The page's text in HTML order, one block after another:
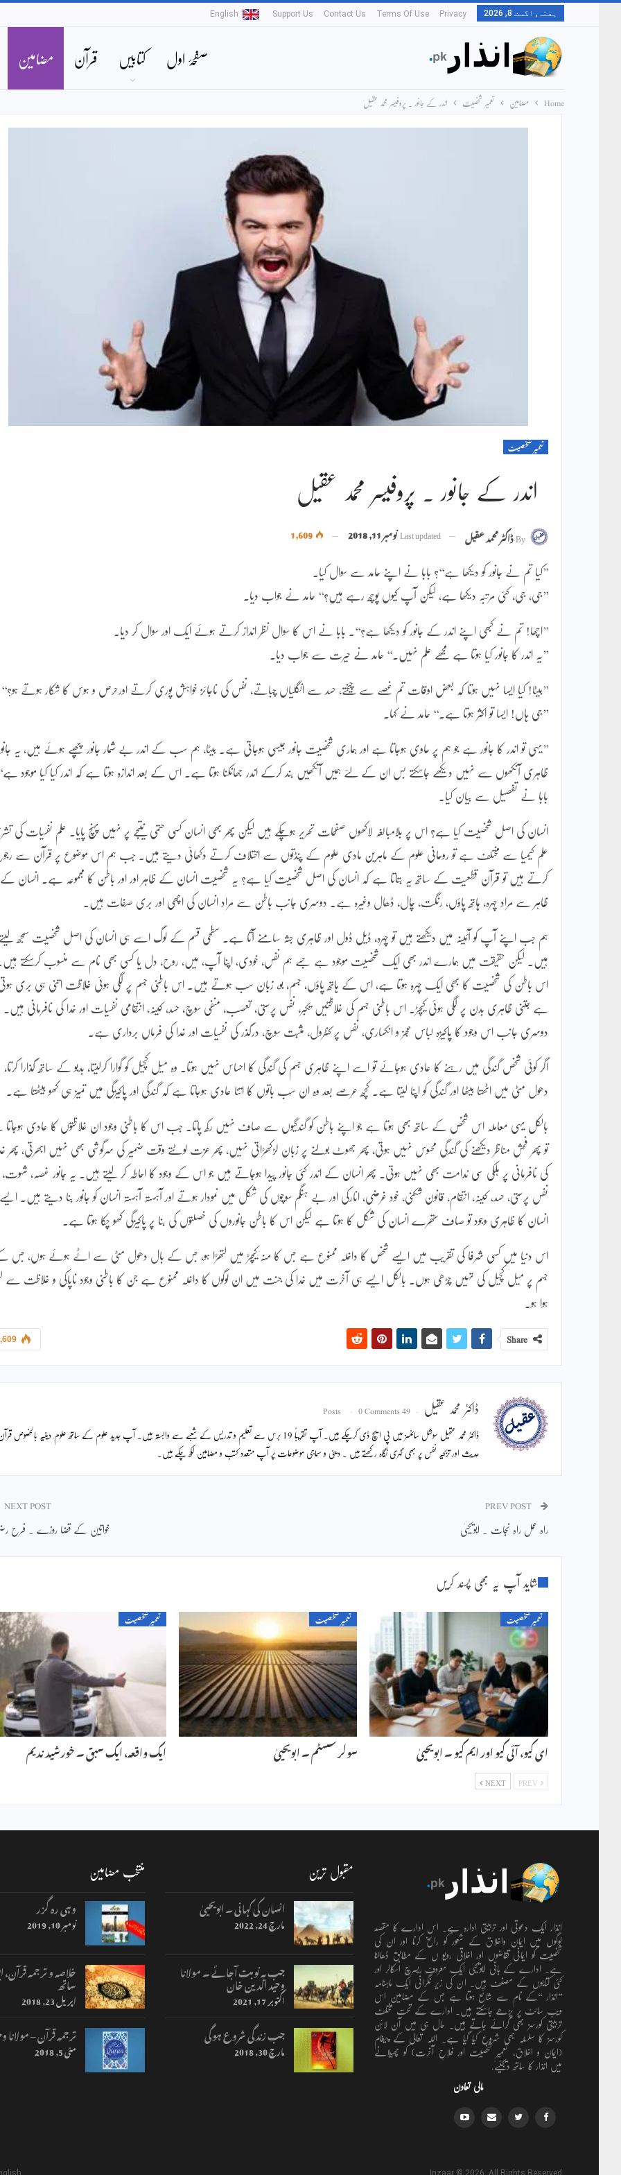
ہفتہ, اگست 8, 2026 Privacy
Terms Of Use
Contact Us
Support Us
English
صفحۂ اول کتابیں قرآن مضامین
Home مضامین تعمیر شخصیت اندر کے جانور ۔ پروفیسر محمد عقیل
تعمیر شخصیت
اندر کے جانور ۔ پروفیسر محمد عقیل
Byڈاکٹر محمد عقیل Last updatedنومبر 11, 2018
’’کیا تم نے جانور کو دیکھا ہے‘‘؟ بابا نے اپنے حامد سے سوال کیا۔
’’جی، جی، کئی مرتبہ دیکھا ہے، لیکن آپ کیوں پوچھ رہے ہیں؟‘‘ حامد نے جواب دیا۔
’’اچھا! تم نے کبھی اپنے اندر کے جانور کو دیکھا ہے؟‘‘۔ بابا نے اس کا سوال نظر انداز کرتے ہوئے ایک اور سوال کر دیا۔
’’یہ اندر کا جانور کیا ہوتا ہے مجھے علم نہیں۔‘‘ حامد نے حیرت سے جواب دیا۔
’’بیٹا! کیا ایسا نہیں ہوتا کہ بعض اوقات تم غصے سے چیختے، حسد سے انگلیاں چباتے، نفس کی ناجائز خواہش پوری کرتے اورحرص و ہوس کا شکار ہوتے ہو؟‘‘
’’جی ہاں! ایسا تو اکثر ہوتا ہے۔‘‘ حامد نے کہا۔
’’یہی تو اندر کا جانور ہے جو ہم پر حاوی ہوجاتا ہے اور ہماری شخصیت جانور جیسی ہوجاتی ہے۔ بیٹا، ہم سب کے اندر بے شمار جانور چھپے ہوئے ہیں، یہ
ظاہری آنکھوں سے نہیں دیکھے جاسکتے بس ان کے لئے ہمیں آنکھیں بند کرکے اندر جھانکنا ہوتا ہے۔ اس کے بعد اندازہ ہوتا ہے کہ اندر کیا کیا موجود
بابا نے تفصیل سے بیان کیا۔
انسان کی اصل شخصیت کیا ہے؟ اس پر بلامبالغہ لاکھوں صفحات تحریر ہوچکے ہیں لیکن پھر بھی انسان کسی حتمی نتیجے پر نہیں پہنچ پایا۔ علم نفسیات کی
علم کیمیا سے مختلف ہے تو روحانی علوم کے ماہرین مادی علوم کے پنڈتوں سے اختلاف کرتے دکھائی دیتے ہیں۔ جب ہم اس موضوع پر قرآن سے
کرتے ہیں تو قرآن قطعیت کے ساتھ یہ بتاتا ہے کہ انسان کی اصل شخصیت کیا ہے؟ یہ شخصیت انسان کے ظاہر اور اور باطن کا مجموعہ ہے۔ انسان کے
ظاہر سے مراد چہرہ، ہاتھ پاؤں، رنگت، چال، ڈھال وغیرہ ہے۔ دوسری جانب باطن سے مراد انسان کی اچھی اور بری صفات ہیں۔
ہم جب اپنے آپ کو آئینہ میں دیکھتے ہیں تو چہرہ، ڈیل ڈول اور ظاہری جثہ سامنے آتا ہے۔ سطحی قسم کے لوگ اسے ہی انسان کی اصل شخصیت سمجھ
ہیں۔ لیکن حقیقت میں ہمارے اندر بھی ایک شخصیت موجود ہے جسے ہم نفس، خودی، اپنا آپ، میں، روح، دل یا کسی بھی نام سے منسوب کرسکتے
اس باطن کی شخصیت کا بھی ایک چہرہ ہوتا ہے، اس کے ہاتھ پاؤں، جسم، بو، زبان سب ہوتے ہیں۔ اس باطنی جسم پر لگی ہوئی غلاظت اتنی ہی بری
ہے جتنی ظاہری بدن پر لگی ہوئی کیچڑ۔ اس باطنی جسم کی غلاظتیں تکبر، نفس پرستی، تعصب، منفی سوچ، حسد، کینہ، انتقامی نفسیات اور خدا کی نافرمانی ہیں۔
دوسری جانب اس وجود کا پاکیزہ لباس عجز و انکساری، نفس پر کنٹرول، مثبت سوچ، درگذر کی نفسیات اور خدا کی فرماں برداری ہے۔
اگر کوئی شخص گندگی میں رہنے کا عادی ہوجائے تو اسے اپنے ظاہری جسم کی گندگی کا احساس نہیں ہوتا۔ وہ میل کچیل کو گوارا کرلیتا، بدبو کے ساتھ گذارا کرتا،
دھول مٹی میں اٹھتا بیٹھا اور گندگی کو اپنا لیتا ہے۔ کچھ عرصے بعد وہ ان سب باتوں کا اتنا عادی ہوجاتا ہے کہ گندگی اور پاکیزگی میں تمیز ہی کھو بیٹھتا ہے۔
بالکل یہی معاملہ اس شخص کے ساتھ بھی ہوتا ہے جو اپنے باطن کو گندگیوں سے صاف نہیں رکھ پاتا۔ جب اس کا باطنی وجود ان غلاظتوں کا عادی
تو پھر فحش مناظر دیکھنے کی گندگی محسوس نہیں ہوتی، پھر جھوٹ بولنے پر زبان لڑکھڑاتی نہیں، پھر عزت لوٹتے وقت ضمیر کی سرگوشی بھی نہیں ابھرتی، پھر
کی نافرمانی پر ہلکی سی ندامت بھی نہیں ہوتی۔ پھر انسان کے اندر کئی جانور پیدا ہوجاتے ہیں جو اس کے وجود کا احاطہ کر لیتے ہیں۔ یہ جانور غصہ، شہوت،
نفس پرستی، حسد، کینہ، انتقام، قانون شکنی، خود غرضی، انارکی اور بے ہنگم سوچوں کی شکل میں نمودار ہوتے اور آہستہ آہستہ انسان کو جانور بنا دیتے ہیں۔ ایسے
انسان کا ظاہری وجود تو صاف ستھرے انسان کی شکل کا ہوتا ہے لیکن اس کا باطن جانوروں کی خصلتوں کی بنا پر پاکیزگی کھو چکا ہوتا ہے۔
اس دنیا میں کسی شرفا کی تقریب میں ایسے شخص کا داخلہ ممنوع ہے جس کا منہ کیچڑ میں لتھڑا ہو، جس کے بال دھول مٹی سے اٹے ہوئے ہوں، جس
جسم پر میل کچیل کی تہیں چڑھی ہوں۔ بالکل ایسے ہی آخرت میں خدا کی جنت میں ان لوگوں کا داخلہ ممنوع ہے جن کا باطنی وجود ناپاکی و غلاظت سے
ہوا ہو۔
Share
ڈاکٹر محمد عقیل 49 Posts
0 Comments
ڈاکٹر محمد عقیل سوشل سائنسز میں پی ایچ ڈی کرچکے ہیں۔ آپ تقریباً 19 برس سے تعلیم و تدریس کے شعبے سے وابستہ ہیں۔ آپ جدید علوم کے ساتھ علوم ِ دینیہ بالخصوص
حدیث اور تزکیہ نفس پر بھی گہری نگاہ رکھتے ہیں ۔ دینی و سماجی موضوعات پر آپ متعدد کتب و مضامین لکھ چکے ہیں۔
راہ عمل راہ نجات ۔ ابویحییٰ
NEXT POST
خواتین کے قضا روزے ۔ فرح
شاید آپ یہ بھی پسند کریں
تعمیر شخصیت
ای کیو، آئی کیو اور ایم کیو ۔ ابویحییٰ
تعمیر شخصیت
سولر سسٹم ۔ ابویحییٰ
تعمیر شخصیت
ایک واقعہ، ایک سبق ۔ خورشید ندیم
NEXT
انذار ایک دعوتی اور تربیتی ادارہ ہے۔ اس ادارے کا مقصد
لوگوں میں ایمان واخلاق کے شعور کو راسخ کرنا اور ان کی
شخصیت کو ایمانی تقاضوں اور اخلاقی رویو ں کے مطابق ڈھالنا
ہے۔ ادارے کے بانی ابویحییٰ ایک معروف ریسرچ اسکالر اور
کئی کتابوں کے مصنف ہیں۔ ان کی زیر نگرانی ایک ماہنامہ
’’انذار ‘‘کے نام سے شائع ہوتا ہے جس کے مضامین اس
ویب سائٹ پر پڑھے جاسکتے ہیں۔ ادارے کے تحت مختلف
تربیتی کورسز بھی کرائے جاتے ہیں۔ حال ہی میں آن لائن
کورسز کا سلسلہ بھی شروع کیا گیا ہے۔ اللہ تعالٰی کے پیغام
(ایمان و اخلاق، تعمیرِ شخصیت اور فلاحِ آخرت) کو پھیلانے
میں انذار کا ساتھ دیجئیے.
مالی تعاون
مقبول ترین
انسان کی کہانی ۔ ابویحییٰ
مارچ 24, 2022
جب یہ نوبت آجائے ۔ مولانا
وحید الدین خان
اکتوبر 17, 2021
جب زندگی شروع ہوگی
مارچ 30, 2018
منتخب مضامین
وہی رہ گزر
نومبر 10, 2019
خلاصہ و ترجمہ
ساتھ
اپریل 23, 2018
ترجمہ قرآن – مولانا
مئی 5, 2018
Inzaar © 2026. All Rights Reserved